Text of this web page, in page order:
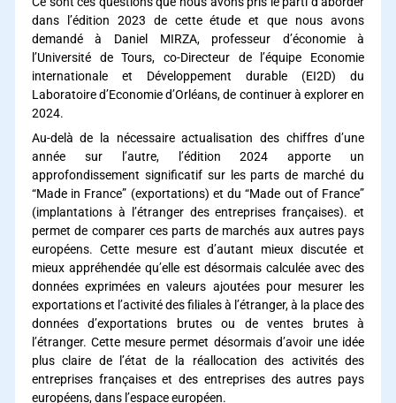
dans l’édition 2023 de cette étude et que nous avons
demandé à Daniel MIRZA, professeur d’économie à
l’Université de Tours, co-Directeur de l’équipe Economie
internationale et Développement durable (EI2D) du
Laboratoire d’Economie d’Orléans, de continuer à explorer en
2024.
Au-delà de la nécessaire actualisation des chiffres d’une
année sur l’autre, l’édition 2024 apporte un
approfondissement significatif sur les parts de marché du
“Made in France” (exportations) et du “Made out of France”
(implantations à l’étranger des entreprises françaises). et
permet de comparer ces parts de marchés aux autres pays
européens. Cette mesure est d’autant mieux discutée et
mieux appréhendée qu’elle est désormais calculée avec des
données exprimées en valeurs ajoutées pour mesurer les
exportations et l’activité des filiales à l’étranger, à la place des
données d’exportations brutes ou de ventes brutes à
l’étranger. Cette mesure permet désormais d’avoir une idée
plus claire de l’état de la réallocation des activités des
entreprises françaises et des entreprises des autres pays
européens, dans l’espace européen.